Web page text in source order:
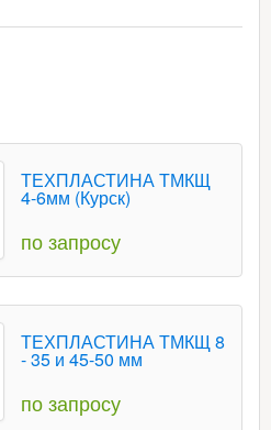
ТЕХПЛАСТИНА ТМКЩ
4-6мм (Курск)
по запросу
ТЕХПЛАСТИНА ТМКЩ 8
- 35 и 45-50 мм
по запросу